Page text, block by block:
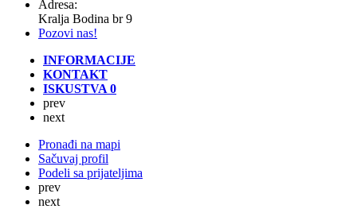
Adresa:
Kralja Bodina br 9
Pozovi nas!
INFORMACIJE
KONTAKT
ISKUSTVA 0
prev
next
Pronađi na mapi
Sačuvaj profil
Podeli sa prijateljima
prev
next